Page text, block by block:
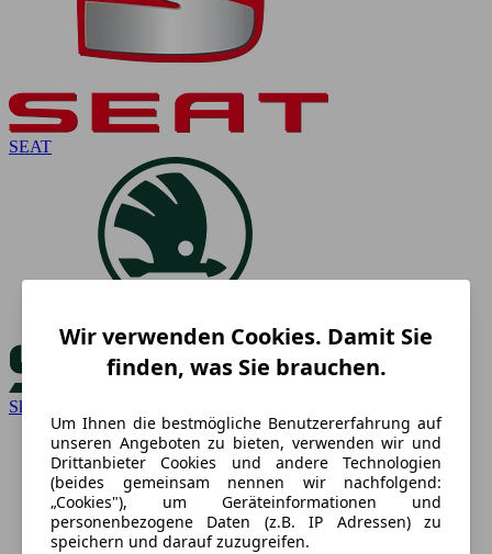
SEAT
Skoda
Wir verwenden Cookies. Damit Sie
finden, was Sie brauchen.
Um Ihnen die bestmögliche Benutzererfahrung auf
unseren Angeboten zu bieten, verwenden wir und
Drittanbieter Cookies und andere Technologien
(beides gemeinsam nennen wir nachfolgend:
„Cookies"), um Geräteinformationen und
personenbezogene Daten (z.B. IP Adressen) zu
speichern und darauf zuzugreifen.